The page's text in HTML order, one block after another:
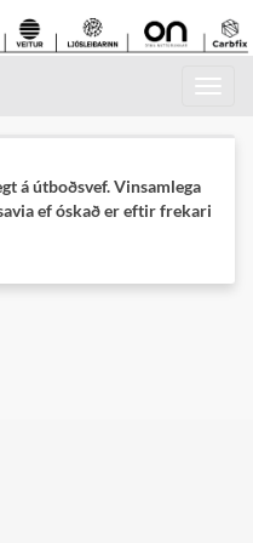
Toggle
á útboðsvef. Vinsamlega
ef óskað er eftir frekari